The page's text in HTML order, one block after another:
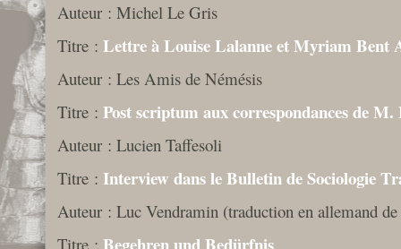
Auteur : Michel Le Gris
Titre : Lettre à Louise Lalanne et Myriam Bent
Auteur : Les Amis de Némésis
Titre : Post scriptum aux correspondances de
Auteur : Lucien Taffesoli
Titre : Interview dans le Bulletin de Sociologie
Auteur : Luc Vendramin (traduction en allemand de
Titre : Begehren und Bedürfnis